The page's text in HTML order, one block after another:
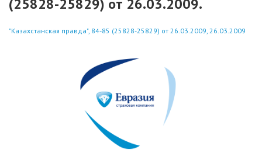
(25828-25829) от 26.03.2009.
"Казахстанская правда", 84-85 (25828-25829) от 26.03.2009, 26.03.2009